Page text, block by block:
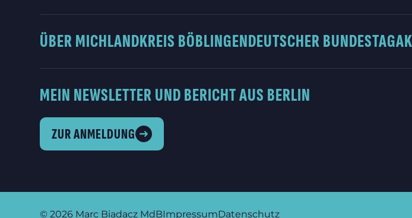
ÜBER MICHLANDKREIS BÖBLINGENDEUTSCHER BUNDESTAG
MEIN NEWSLETTER UND BERICHT AUS BERLIN
ZUR ANMELDUNG
© 2026 Marc Biadacz MdBImpressumDatenschutz